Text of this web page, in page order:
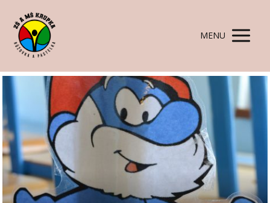
MENU